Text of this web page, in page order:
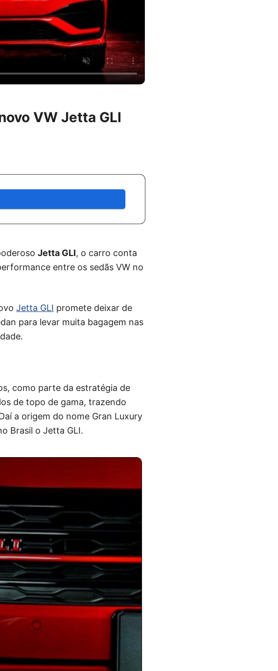
VW Jetta GLI
Jetta GLI, o carro conta
entre os sedãs VW no
Jetta GLI promete deixar de
para levar muita bagagem nas
como parte da estratégia de
de topo de gama, trazendo
a origem do nome Gran Luxury
Brasil o Jetta GLI.